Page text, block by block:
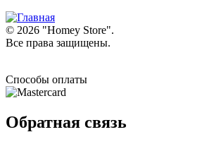
© 2026 "Homey Store".
Все права защищены.
Способы оплаты
Обратная связь